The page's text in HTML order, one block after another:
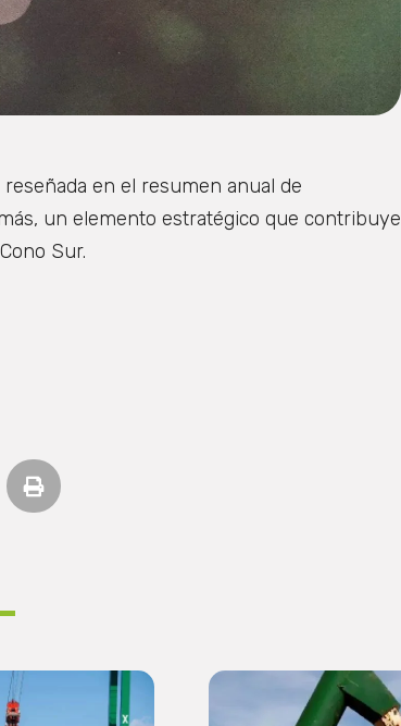
en el resumen anual de
un elemento estratégico que contribuye
Sur.